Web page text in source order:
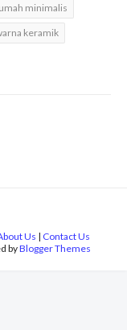
minimalis
keramik
Us | Contact Us
byBlogger Themes